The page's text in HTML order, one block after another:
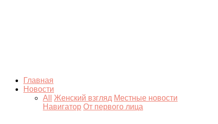
Главная
Новости
All
Женский взгляд Местные новости
Навигатор От первого лица